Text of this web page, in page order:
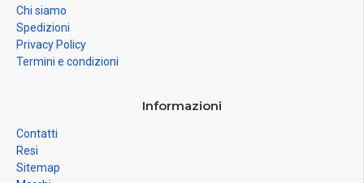
Chi siamo
Spedizioni
Privacy Policy
Termini e condizioni
Informazioni
Contatti
Resi
Sitemap